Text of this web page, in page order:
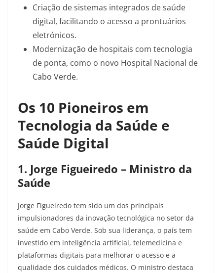
Criação de sistemas integrados de saúde
digital, facilitando o acesso a prontuários
eletrónicos.​
Modernização de hospitais com tecnologia
de ponta, como o novo Hospital Nacional de
Cabo Verde.​
Os 10 Pioneiros em
Tecnologia da Saúde e
Saúde Digital
1. Jorge Figueiredo – Ministro da
Saúde
Jorge Figueiredo tem sido um dos principais
impulsionadores da inovação tecnológica no setor da
saúde em Cabo Verde. Sob sua liderança, o país tem
investido em inteligência artificial, telemedicina e
plataformas digitais para melhorar o acesso e a
qualidade dos cuidados médicos. O ministro destaca